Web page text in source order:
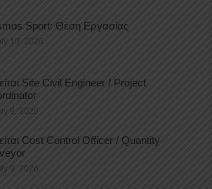
Sport: Θέση Εργασίας
10, 2026
Site Civil Engineer / Project
9, 2026
Cost Control Officer / Quantity
9, 2026